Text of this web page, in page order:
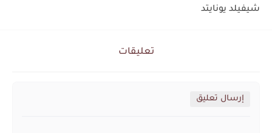
شيفيلد يونايتد
تعليقات
إرسال تعليق